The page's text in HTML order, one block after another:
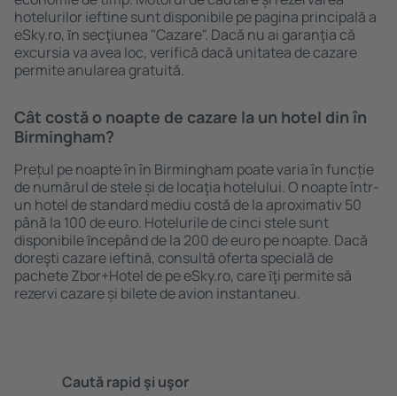
hotelurilor ieftine sunt disponibile pe pagina principală a
eSky.ro, ȋn secţiunea "Cazare". Dacă nu ai garanţia că
excursia va avea loc, verifică dacă unitatea de cazare
permite anularea gratuită.
Cât costă o noapte de cazare la un hotel din în
Birmingham?
Prețul pe noapte în în Birmingham poate varia în funcție
de numărul de stele și de locaţia hotelului. O noapte într-
un hotel de standard mediu costă de la aproximativ 50
până la 100 de euro. Hotelurile de cinci stele sunt
disponibile ȋncepând de la 200 de euro pe noapte. Dacă
doreşti cazare ieftină, consultă oferta specială de
pachete Zbor+Hotel de pe eSky.ro, care ȋţi permite să
rezervi cazare și bilete de avion instantaneu.
Caută rapid şi uşor